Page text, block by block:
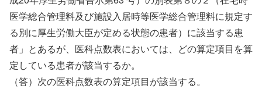
医学総合管理料及び施設入居時等医学総合管理料に規定す
る別に厚生労働大臣が定める状態の患者）に該当する患
者」とあるが、医科点数表においては、どの算定項目を算
定している患者が該当するか。
（答）次の医科点数表の算定項目が該当する。